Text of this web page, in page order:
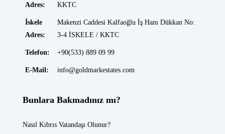
Adres:
KKTC
İskele
Adres:
Makenzi Caddesi Kalfaoğlu İş Hanı Dükkan No:
3-4 İSKELE / KKTC
Telefon: +90(533) 889 09 99
E-Mail: info@goldmarkestates.com
Bunlara Bakmadınız mı?
Nasıl Kıbrıs Vatandaşı Olunur?